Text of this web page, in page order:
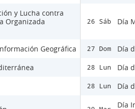
y Lucha contra
Organizada
Geográfica
26 Sáb Día
27 Dom Día
28 Lun Día
28 Lun Día
Día